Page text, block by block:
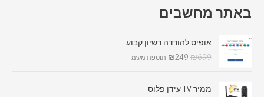
באתר מחשבים
אופיס להורדה רשיון קבוע
₪699
₪249 תוספת מע"מ
ממיר TV עידן פלוס